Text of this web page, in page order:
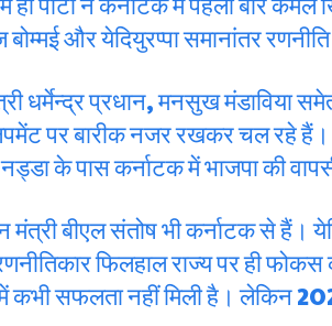
बोम्मई और येदियुरप्पा समानांतर
धर्मेन्द्र प्रधान, मनसुख मंडाविया
पर बारीक नजर रखकर चल रहे हैं।
के पास कर्नाटक में भाजपा की
बीएल संतोष भी कर्नाटक से हैं।
फिलहाल राज्य पर ही
कभी सफलता नहीं मिली है। लेकिन